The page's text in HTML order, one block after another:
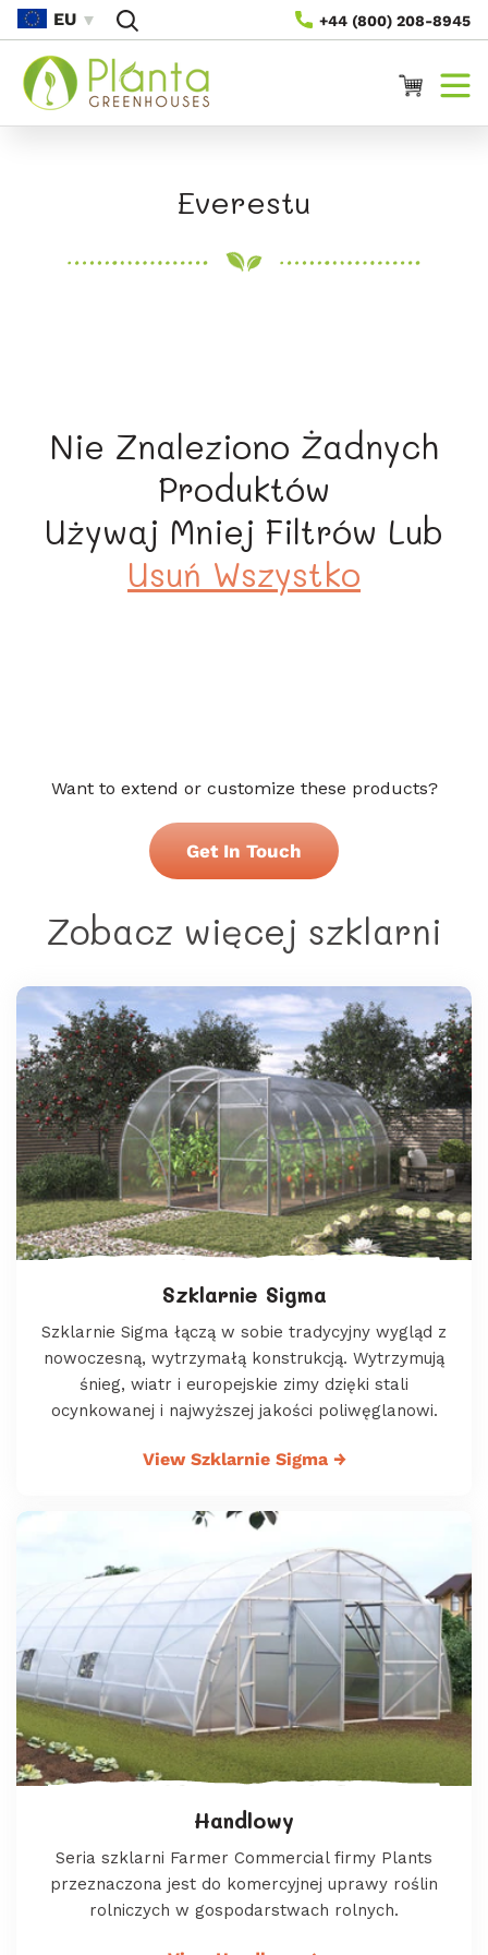
Do
Treści
+44 (800) 208-8945
EU
Koszyk
K
j
a
:
Everestu
Nie Znaleziono Żadnych
Produktów
Używaj Mniej Filtrów Lub
Usuń Wszystko
Want to extend or customize these products?
Get In Touch
Zobacz więcej szklarni
Szklarnie Sigma
Szklarnie Sigma łączą w sobie tradycyjny wygląd z
nowoczesną, wytrzymałą konstrukcją. Wytrzymują
śnieg, wiatr i europejskie zimy dzięki stali
ocynkowanej i najwyższej jakości poliwęglanowi.
View Szklarnie Sigma →
Handlowy
Seria szklarni Farmer Commercial firmy Plants
przeznaczona jest do komercyjnej uprawy roślin
rolniczych w gospodarstwach rolnych.